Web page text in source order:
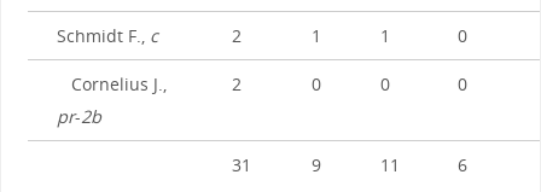
Schmidt F., c 2 1 1 0
Cornelius J.,
pr-2b
2 0 0 0
31 9 11 6